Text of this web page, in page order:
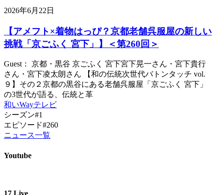
2026年6月22日
【アメフト×着物はっぴ？京都老舗呉服屋の新しい
挑戦「京ごふく 宮下」】＜第260回＞
Guest： 京都・黒谷 京ごふく 宮下宮下晃一さん・宮下貴行
さん・宮下凌太朗さん 【和の伝統次世代バトンタッチ vol.
９】その２京都の黒谷にある老舗呉服屋「京ごふく 宮下」
の3世代が語る、伝統と革
和いWayテレビ
シーズン#1
エピソード#260
ニュース一覧
Youtube
17 Live